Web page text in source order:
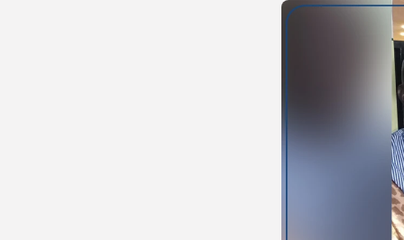
ENVIRONNEMENT